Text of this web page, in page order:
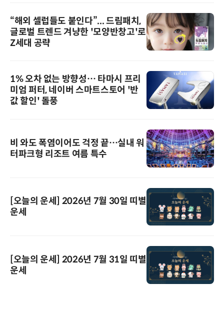
“해외 셀럽들도 붙인다”... 드림패치,
글로벌 트렌드 겨냥한 '모양반창고'로
Z세대 공략
1% 오차 없는 방향성… 타마시 프리
미엄 퍼터, 네이버 스마트스토어 '반
값 할인' 돌풍
비 와도 폭염이어도 걱정 끝…실내 워
터파크형 리조트 여름 특수
[오늘의 운세] 2026년 7월 30일 띠별
운세
[오늘의 운세] 2026년 7월 31일 띠별
운세